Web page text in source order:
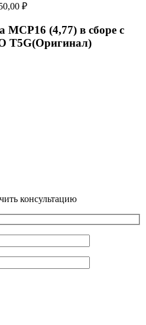
₽
МСР16 (4,77) в сборе с
T5G(Оригинал)
консультацию